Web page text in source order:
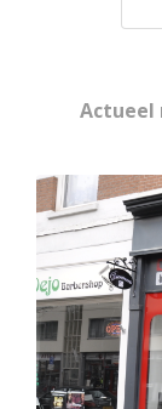
Actueel